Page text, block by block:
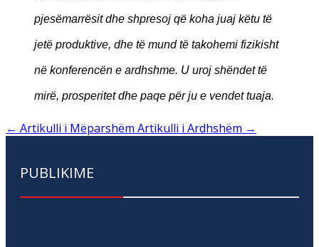
pjesëmarrësit dhe shpresoj që koha juaj këtu të
jetë produktive, dhe të mund të takohemi fizikisht
në konferencën e ardhshme. U uroj shëndet të
mirë, prosperitet dhe paqe për ju e vendet tuaja.
← Artikulli i Mëparshëm Artikulli i Ardhshëm →
PUBLIKIME